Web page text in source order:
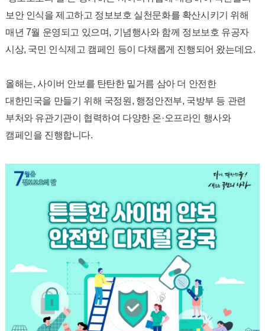
보안 인식을 제고하고 정보보호 실천문화를 확산시키기 위해
매년 7월 운영되고 있으며, 기념행사와 함께 정보보호 유공자
시상, 국민 인식제고 캠페인 등이 다채롭게 진행되어 왔는데요.
올해는, 사이버 안보를 탄탄한 밑거름 삼아 더 안전한
대한민국을 만들기 위해 국정원, 행정안전부, 국방부 등 관련
부처와 유관기관이 협력하여 다양한 온·오프라인 행사와
캠페인을 진행합니다.